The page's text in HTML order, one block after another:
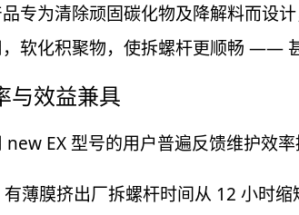
专为清除顽固碳化物及降解料而设
软化积聚物，使拆螺杆更顺畅 ——
与效益兼具
new EX 型号的用户普遍反馈维护效率
有薄膜挤出厂拆螺杆时间从 12 小时